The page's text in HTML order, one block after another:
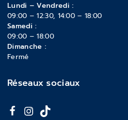
Lundi – Vendredi :
09:00 – 12:30, 14:00 – 18:00
Samedi :
09:00 – 18:00
Dimanche :
Fermé
Réseaux sociaux